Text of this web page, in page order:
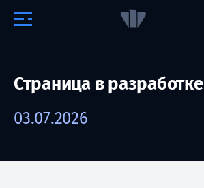
Страница в разработке
03.07.2026